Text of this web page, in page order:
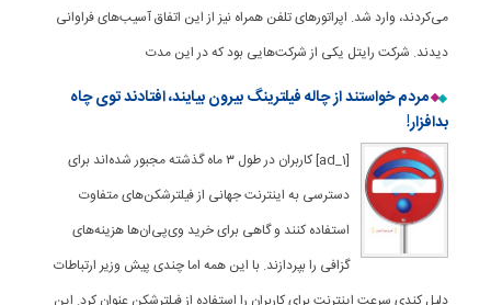
می‌کردند، وارد شد. اپراتورهای تلفن همراه نیز از این اتفاق آسیب‌های فراوانی
دیدند. شرکت رایتل یکی از شرکت‌هایی بود که در این مدت
مردم خواستند از چاله فیلترینگ بیرون بیایند، افتادند توی چاه
بدافزار!
[ad_1] کاربران در طول ۳ ماه گذشته مجبور شده‌اند برای
دسترسی به اینترنت جهانی از فیلترشکن‌های متفاوت
استفاده کنند و گاهی برای خرید وی‌پی‌ان‌ها هزینه‌های
گزافی را بپردازند. با این همه اما چندی پیش وزیر ارتباطات
دلیل کندی سرعت اینترنت برای کاربران را استفاده از فیلترشکن عنوان کرد. این